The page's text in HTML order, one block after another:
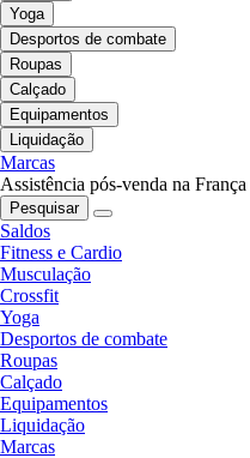
Yoga
Desportos de combate
Roupas
Calçado
Equipamentos
Liquidação
Marcas
Assistência pós-venda na França
Pesquisar
Saldos
Fitness e Cardio
Musculação
Crossfit
Yoga
Desportos de combate
Roupas
Calçado
Equipamentos
Liquidação
Marcas